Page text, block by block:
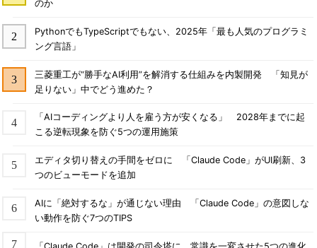
のか
PythonでもTypeScriptでもない、2025年「最も人気のプログラミ
ング言語」
三菱重工が“勝手なAI利用”を解消する仕組みを内製開発 「知見が
足りない」中でどう進めた？
「AIコーディングより人を雇う方が安くなる」 2028年までに起
こる逆転現象を防ぐ5つの運用施策
エディタ切り替えの手間をゼロに 「Claude Code」がUI刷新、3
つのビューモードを追加
AIに「絶対するな」が通じない理由 「Claude Code」の意図しな
い動作を防ぐ7つのTIPS